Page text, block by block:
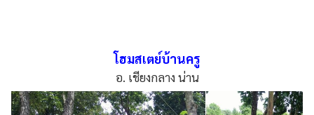
โฮมสเตย์บ้านครู
อ. เชียงกลาง น่าน